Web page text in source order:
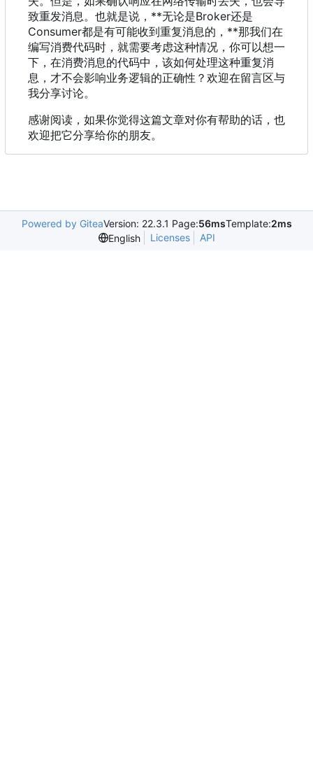
致重发消息。也就是说，**无论是Broker还是
Consumer都是有可能收到重复消息的 ， **那我们在
编写消费代码时，就需要考虑这种情况，你可以想一
下，在消费消息的代码中，该如何处理这种重复消
息，才不会影响业务逻辑的正确性？欢迎在留言区与
我分享讨论。
感谢阅读，如果你觉得这篇文章对你有帮助的话，也
欢迎把它分享给你的朋友。
Powered by GiteaVersion: 22.3.1 Page:56msTemplate:2ms
English
Licenses API